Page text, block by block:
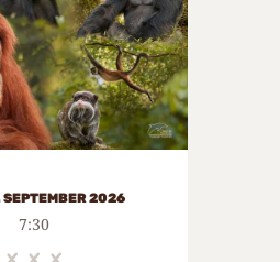
SEPTEMBER 2026
7:30